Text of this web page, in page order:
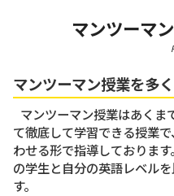
マンツーマ
マンツーマン授業を多
マンツーマン授業はあくま
て徹底して学習できる授業
わせる形で指導しておりま
の学生と自分の英語レベル
す。